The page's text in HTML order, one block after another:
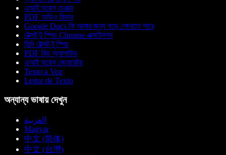
এআই ভয়েস চেঞ্জার
PDF অডিও রিডার
Google Docs কি আমার জন্য পড়ে শোনাতে পারে
টেক্সট টু স্পিচ Chrome এক্সটেনশন
হিন্দি টেক্সট টু স্পিচ
PDF রিড অ্যালাউড
এআই ভয়েস জেনারেটর
Texto a Voz
Leitor de Texto
অন্যান্য ভাষায় দেখুন
العربية
Magyar
中文 (简体)
中文 (台灣)